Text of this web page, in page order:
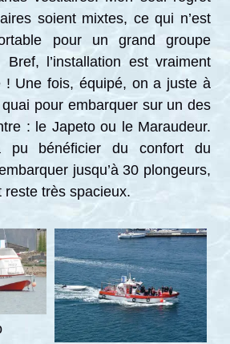
soient mixtes, ce qui n’est
pour un grand groupe
l’installation est vraiment
! Une fois, équipé, on a juste à
pour embarquer sur un des
: le Japeto ou le Maraudeur.
pu bénéficier du confort du
jusqu’à 30 plongeurs,
très spacieux.